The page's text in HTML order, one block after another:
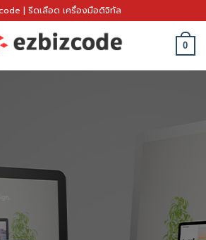
| รีดเลือด เครื่องมือดิจิทัล
0